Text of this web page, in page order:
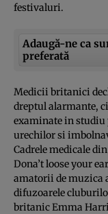
festivaluri.
Adaugă-ne ca
preferată
Medicii britanici
dreptul alarmante,
examinate in studiu
urechilor si
Cadrele medicale
Dona’t loose your
amatorii de muzica
difuzoarele
britanic Emma